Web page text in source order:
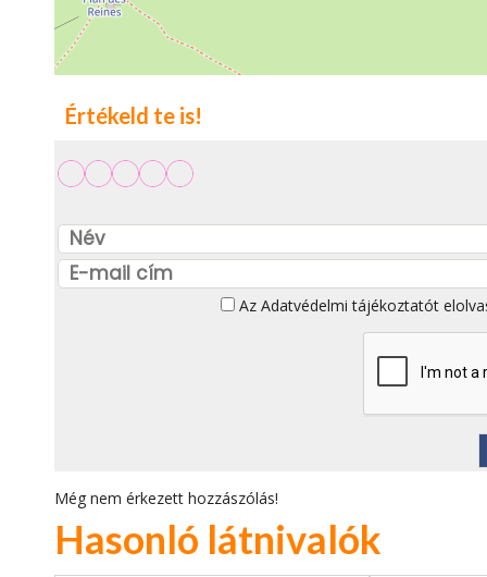
Értékeld te is!
Az Adatvédelmi tájékoztatót
Még nem érkezett hozzászólás!
Hasonló látnivalók